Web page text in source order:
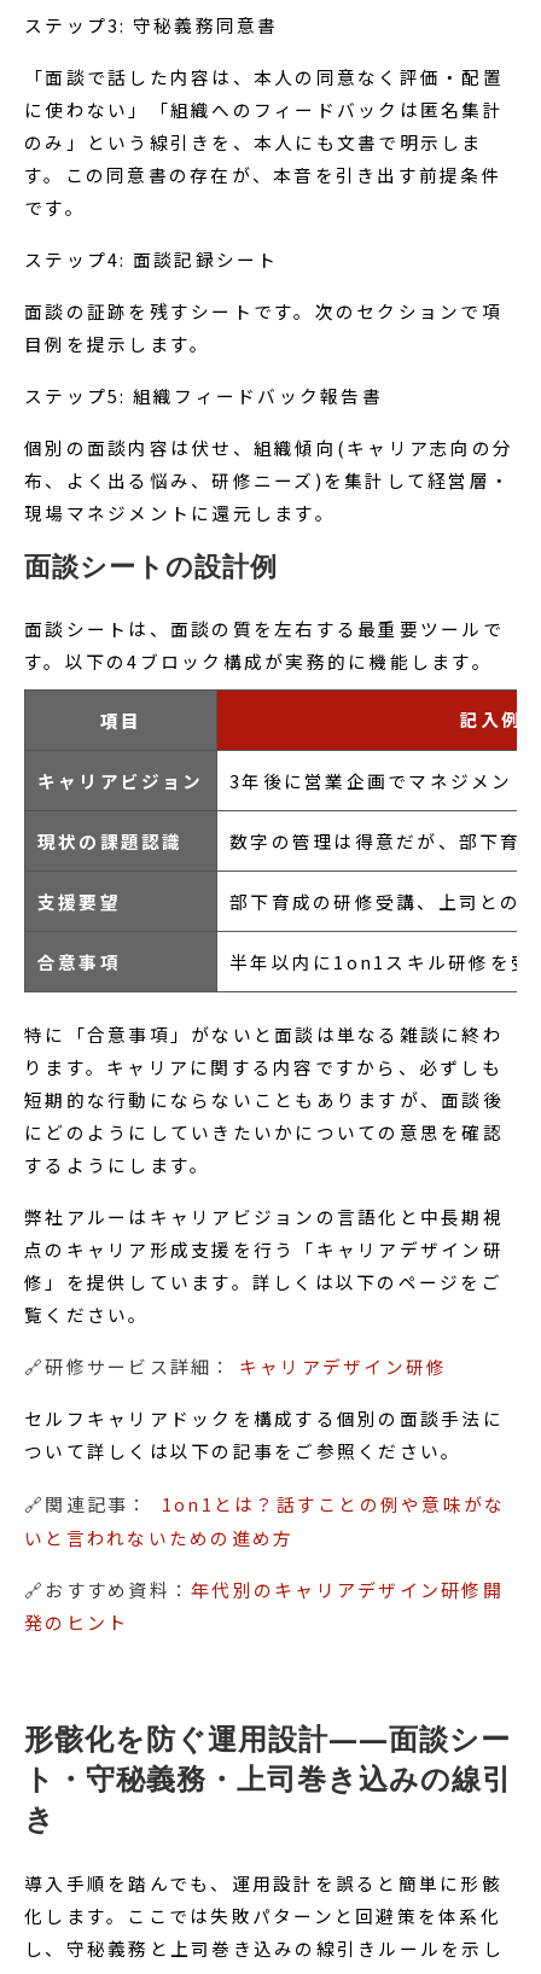
ステップ3: 守秘義務同意書
「面談で話した内容は、本人の同意なく評価・配置
に使わない」「組織へのフィードバックは匿名集計
のみ」という線引きを、本人にも文書で明示しま
す。この同意書の存在が、本音を引き出す前提条件
です。
ステップ4: 面談記録シート
面談の証跡を残すシートです。次のセクションで項
目例を提示します。
ステップ5: 組織フィードバック報告書
個別の面談内容は伏せ、組織傾向(キャリア志向の分
布、よく出る悩み、研修ニーズ)を集計して経営層・
現場マネジメントに還元します。
面談シートの設計例
面談シートは、面談の質を左右する最重要ツールで
す。以下の4ブロック構成が実務的に機能します。
項目 記入例
キャリアビジョン 3年後に営業企画でマネジメント
現状の課題認識 数字の管理は得意だが、部下育
支援要望 部下育成の研修受講、上司との
合意事項 半年以内に1on1スキル研修を受
特に「合意事項」がないと面談は単なる雑談に終わ
ります。キャリアに関する内容ですから、必ずしも
短期的な行動にならないこともありますが、面談後
にどのようにしていきたいかについての意思を確認
するようにします。
弊社アルーはキャリアビジョンの言語化と中長期視
点のキャリア形成支援を行う「キャリアデザイン研
修」を提供しています。詳しくは以下のページをご
覧ください。
🔗研修サービス詳細： キャリアデザイン研修
セルフキャリアドックを構成する個別の面談手法に
ついて詳しくは以下の記事をご参照ください。
🔗関連記事：
1on1とは？話すことの例や意味がな
いと言われないための進め方
🔗おすすめ資料： 年代別のキャリアデザイン研修開
発のヒント
形骸化を防ぐ運用設計——面談シー
ト・守秘義務・上司巻き込みの線引
き
導入手順を踏んでも、運用設計を誤ると簡単に形骸
化します。ここでは失敗パターンと回避策を体系化
し、守秘義務と上司巻き込みの線引きルールを示し